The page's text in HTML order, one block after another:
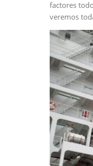
factores
veremos